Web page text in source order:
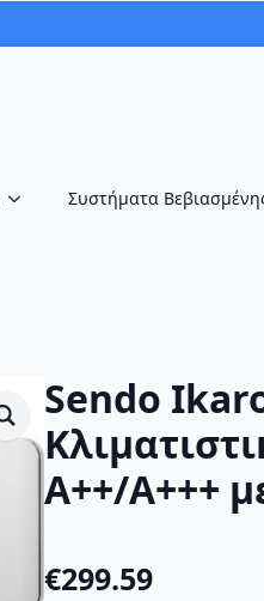
Συστήματα
Sendo
A++/A+++
€299.59